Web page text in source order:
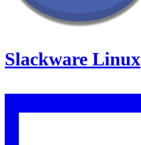
Slackware Linux